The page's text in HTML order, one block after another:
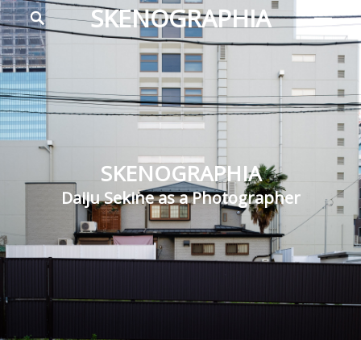
SKENOGRAPHIA
as
a
メ
イ
ン
ニ
検
索
SKENOGRAPHIA
Daiju Sekine as a Photographer